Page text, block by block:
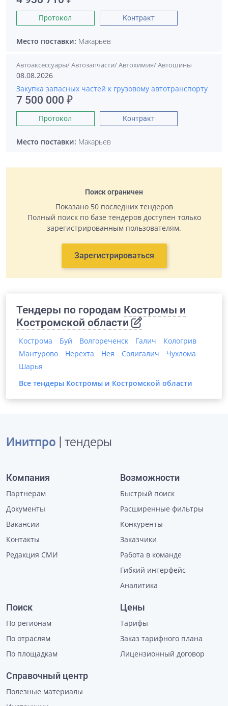
Протокол Контракт
Место поставки: Макарьев
Автоаксессуары/ Автозапчасти/ Автохимия/ Автошины
08.08.2026
Закупка запасных частей к грузовому автотранспорту
7 500 000 ₽
Протокол Контракт
Место поставки: Макарьев
Поиск ограничен
Показано 50 последних тендеров
Полный поиск по базе тендеров доступен только
зарегистрированным пользователям.
Зарегистрироваться
Тендеры по городам Костромы и
Костромской области
Кострома Буй Волгореченск Галич
Кологрив
Мантурово
Нерехта Нея Солигалич
Чухлома
Шарья
Все тендеры Костромы и Костромской области
Инитпро | тендеры
Компания
Партнерам
Документы
Вакансии
Контакты
Редакция СМИ
Возможности
Быстрый поиск
Расширенные фильтры
Конкуренты
Заказчики
Работа в команде
Гибкий интерфейс
Аналитика
Поиск
По регионам
По отраслям
По площадкам
Цены
Тарифы
Заказ тарифного плана
Лицензионный договор
Справочный центр
Полезные материалы